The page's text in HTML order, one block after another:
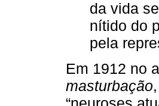
da vida
nítido do
pela
Em 1912 no
masturbação